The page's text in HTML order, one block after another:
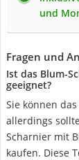
und
Fragen und
Ist das Blum-
geeignet?
Sie können
allerdings
Scharnier mit
kaufen. Diese